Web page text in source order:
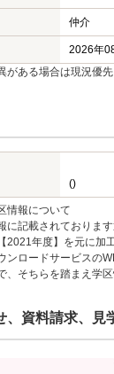
仲介
2026年
がある場合は現況優
()
情報について
に記載されておりま
2021年度】を元に加
ンロードサービスの
、そちらを踏まえ学
、資料請求、見